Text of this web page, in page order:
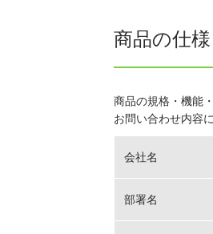
商品の仕
商品の規格・機能
お問い合わせ内容
会社名
部署名